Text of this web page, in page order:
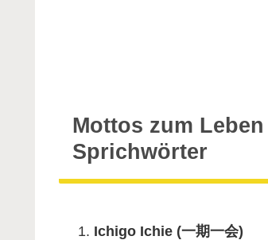
Mottos zum
Sprichwörter
Ichigo Ichie (一期一会)